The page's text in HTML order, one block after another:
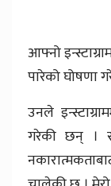
आफ्नो
पारेको घोषणा
उनले
गरेकी छन् ।